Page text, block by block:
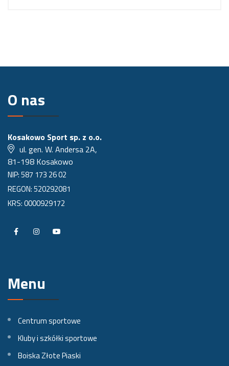
O nas
Kosakowo Sport sp. z o.o.
ul. gen. W. Andersa 2A,
81-198 Kosakowo
NIP: 587 173 26 02
REGON: 520292081
KRS: 0000929172
P
f
P
f
Menu
Centrum sportowe
Kluby i szkółki sportowe
Boiska Złote Piaski